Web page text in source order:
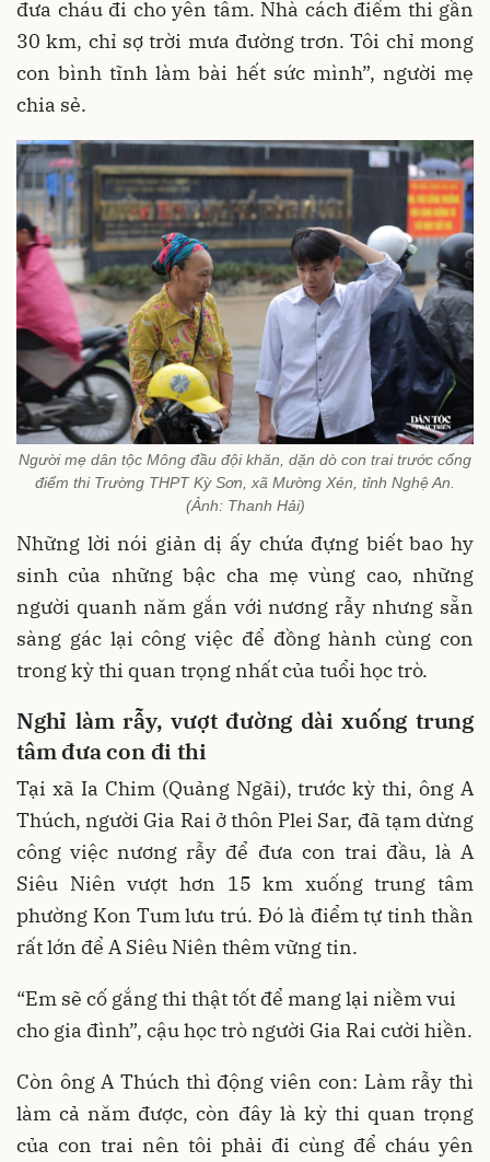
đưa cháu đi cho yên tâm. Nhà cách điểm thi gần
30 km, chỉ sợ trời mưa đường trơn. Tôi chỉ mong
con bình tĩnh làm bài hết sức mình”, người mẹ
chia sẻ.
Người mẹ dân tộc Mông đầu đội khăn, dặn dò con trai trước cổng
điểm thi Trường THPT Kỳ Sơn, xã Mường Xén, tỉnh Nghệ An.
(Ảnh: Thanh Hải)
Những lời nói giản dị ấy chứa đựng biết bao hy
sinh của những bậc cha mẹ vùng cao, những
người quanh năm gắn với nương rẫy nhưng sẵn
sàng gác lại công việc để đồng hành cùng con
trong kỳ thi quan trọng nhất của tuổi học trò.
Nghỉ làm rẫy, vượt đường dài xuống trung
tâm đưa con đi thi
Tại xã Ia Chim (Quảng Ngãi), trước kỳ thi, ông A
Thúch, người Gia Rai ở thôn Plei Sar, đã tạm dừng
công việc nương rẫy để đưa con trai đầu, là A
Siêu Niên vượt hơn 15 km xuống trung tâm
phường Kon Tum lưu trú. Đó là điểm tự tinh thần
rất lớn để A Siêu Niên thêm vững tin.
“Em sẽ cố gắng thi thật tốt để mang lại niềm vui
cho gia đình”, cậu học trò người Gia Rai cười hiền.
Còn ông A Thúch thì động viên con: Làm rẫy thì
làm cả năm được, còn đây là kỳ thi quan trọng
của con trai nên tôi phải đi cùng để cháu yên